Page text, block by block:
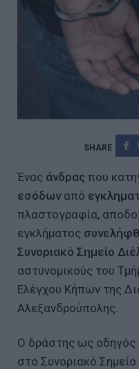
Ένας άνδρας που
εσόδων από
πλαστογραφία,
εγκλήματος
Συνοριακό Σημείο
αστυνομικούς του
Ελέγχου Κήπων της
Αλεξανδρούπολης.
Ο δράστης ως οδηγός
στο Συνοριακό